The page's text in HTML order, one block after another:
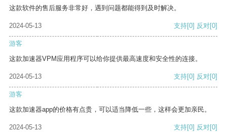
这款软件的售后服务非常好，遇到问题都能得到及时解决。
2024-05-13 支持[0] 反对[0]
游客
这款加速器VPM应用程序可以给你提供最高速度和安全性的连接。
2024-05-13 支持[0] 反对[0]
游客
这款加速器app的价格有点贵，可以适当降低一些，这样会更加亲民。
2024-05-13 支持[0] 反对[0]